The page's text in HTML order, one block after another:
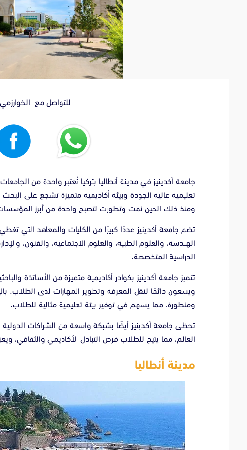
للتواصل مع
جامعة أكدينيز في مدينة أنطاليا بتركيا تُعتبر واحدة من
ومنذ ذلك الحين نمت وتطورت لتصبح واحدة من أبرز المؤسسات
تضم جامعة أكدينيز عددًا كبيرًا من الكليات والمعاهد التي
الهندسة، والعلوم الطبية، والعلوم الاجتماعية، والفنون،
الدراسية المتخصصة.
تتميز جامعة أكدينيز بكوادر أكاديمية متميزة من الأساتذة
ويسعون دائمًا لنقل المعرفة وتطوير المهارات لدى الطلاب.
ومتطورة، مما يسهم في توفير بيئة تعليمية مثالية للطلاب.
تحظى جامعة أكدينيز أيضًا بشبكة واسعة من الشراكات
العالم، مما يتيح للطلاب فرص التبادل الأكاديمي والثقافي،
مدينة أنطاليا